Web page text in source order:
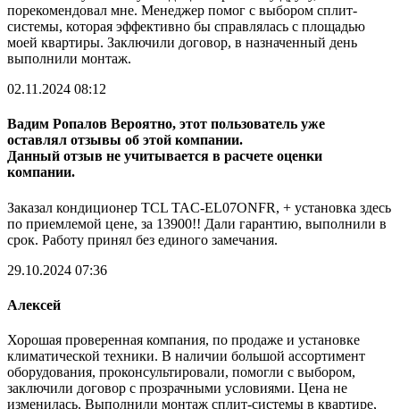
порекомендовал мне. Менеджер помог с выбором сплит-
системы, которая эффективно бы справлялась с площадью
моей квартиры. Заключили договор, в назначенный день
выполнили монтаж.
02.11.2024 08:12
Вадим Ропалов Вероятно, этот пользователь уже
оставлял отзывы об этой компании.
Данный отзыв не учитывается в расчете оценки
компании.
Заказал кондиционер TCL TAC-EL07ONFR, + установка здесь
по приемлемой цене, за 13900!! Дали гарантию, выполнили в
срок. Работу принял без единого замечания.
29.10.2024 07:36
Алексей
Хорошая проверенная компания, по продаже и установке
климатической техники. В наличии большой ассортимент
оборудования, проконсультировали, помогли с выбором,
заключили договор с прозрачными условиями. Цена не
изменилась. Выполнили монтаж сплит-системы в квартире,